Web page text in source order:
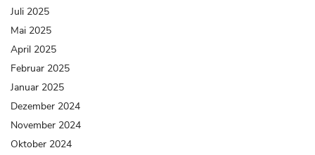
Juli 2025
Mai 2025
April 2025
Februar 2025
Januar 2025
Dezember 2024
November 2024
Oktober 2024